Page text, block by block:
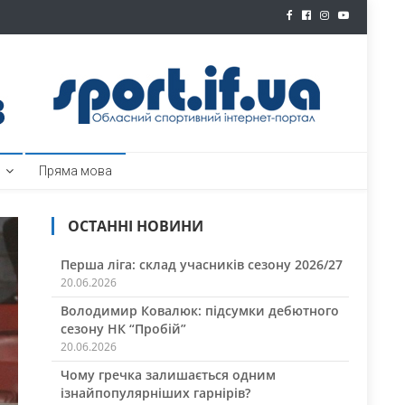
Пряма мова
ОСТАННІ НОВИНИ
Перша ліга: склад учасників сезону 2026/27
20.06.2026
Володимир Ковалюк: підсумки дебютного
сезону НК “Пробій”
20.06.2026
Чому гречка залишається одним
ізнайпопулярніших гарнірів?